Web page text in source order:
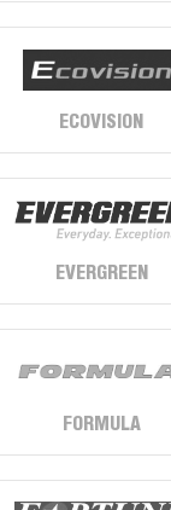
ECOVISION
EVERGREEN
FORMULA